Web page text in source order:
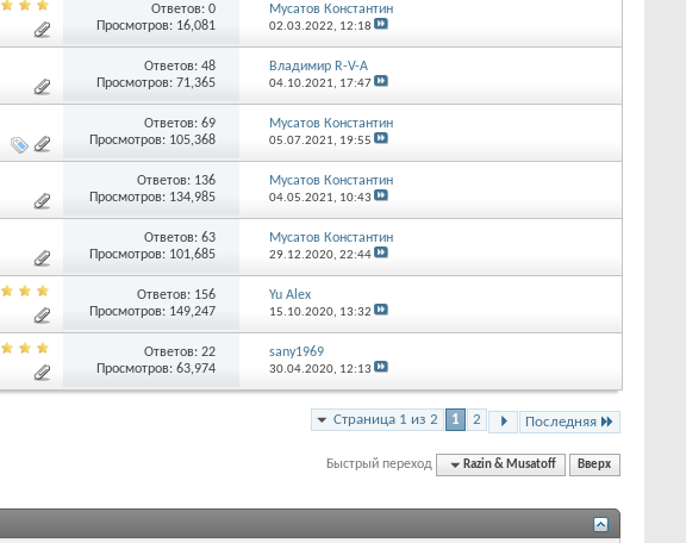
Ответов:0
Просмотров: 16,081
Мусатов Константин
02.03.2022, 12:18
Ответов:48
Просмотров: 71,365
Владимир R-V-A
04.10.2021, 17:47
Ответов:69
Просмотров: 105,368
Мусатов Константин
05.07.2021, 19:55
Ответов: 136
Просмотров: 134,985
Мусатов Константин
04.05.2021, 10:43
Ответов:63
Просмотров: 101,685
Мусатов Константин
29.12.2020, 22:44
Ответов: 156
Просмотров: 149,247
Yu Alex
15.10.2020, 13:32
Ответов:22
Просмотров: 63,974
sany1969
30.04.2020, 12:13
Страница 1 из 2 1 2 Последняя
Быстрый переход Razin & Musatoff Вверх